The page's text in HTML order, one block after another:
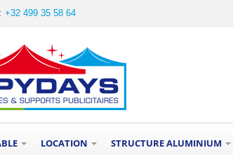
+32 499 35 58 64
LOCATION STRUCTURE ALUMINIUM